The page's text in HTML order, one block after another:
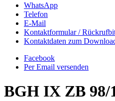
WhatsApp
Telefon
E-Mail
Kontaktformular /
Kontaktdaten zum
Facebook
Per Email versenden
BGH IX ZB 98/